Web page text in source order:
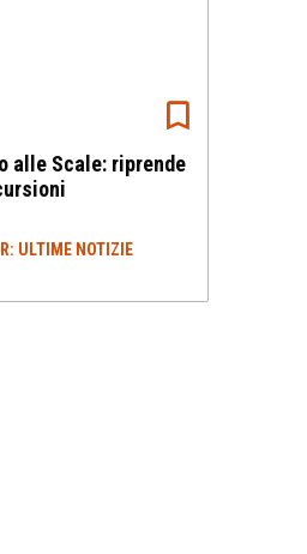
alle Scale: riprende
ULTIME NOTIZIE